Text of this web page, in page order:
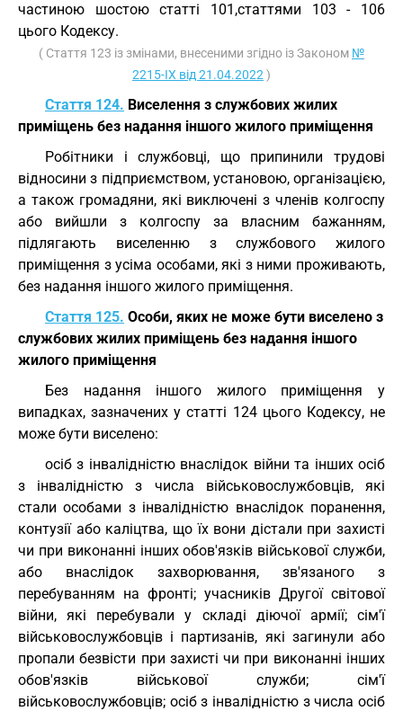
частиною шостою статті 101,статтями 103 - 106
цього Кодексу.
( Стаття 123 із змінами, внесеними згідно із Законом №
2215-IX від 21.04.2022 )
Стаття 124. Виселення з службових жилих
приміщень без надання іншого жилого приміщення
Робітники і службовці, що припинили трудові
відносини з підприємством, установою, організацією,
а також громадяни, які виключені з членів колгоспу
або вийшли з колгоспу за власним бажанням,
підлягають виселенню з службового жилого
приміщення з усіма особами, які з ними проживають,
без надання іншого жилого приміщення.
Стаття 125. Особи, яких не може бути виселено з
службових жилих приміщень без надання іншого
жилого приміщення
Без надання іншого жилого приміщення у
випадках, зазначених у статті 124 цього Кодексу, не
може бути виселено:
осіб з інвалідністю внаслідок війни та інших осіб
з інвалідністю з числа військовослужбовців, які
стали особами з інвалідністю внаслідок поранення,
контузії або каліцтва, що їх вони дістали при захисті
чи при виконанні інших обов'язків військової служби,
або внаслідок захворювання, зв'язаного з
перебуванням на фронті; учасників Другої світової
війни, які перебували у складі діючої армії; сім'ї
військовослужбовців і партизанів, які загинули або
пропали безвісти при захисті чи при виконанні інших
обов'язків військової служби; сім'ї
військовослужбовців; осіб з інвалідністю з числа осіб